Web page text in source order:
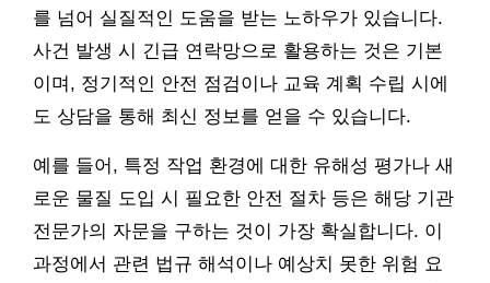
를 넘어 실질적인 도움을 받는 노하우가 있습니다.
사건 발생 시 긴급 연락망으로 활용하는 것은 기본
이며, 정기적인 안전 점검이나 교육 계획 수립 시에
도 상담을 통해 최신 정보를 얻을 수 있습니다.
예를 들어, 특정 작업 환경에 대한 유해성 평가나 새
로운 물질 도입 시 필요한 안전 절차 등은 해당 기관
전문가의 자문을 구하는 것이 가장 확실합니다. 이
과정에서 관련 법규 해석이나 예상치 못한 위험 요